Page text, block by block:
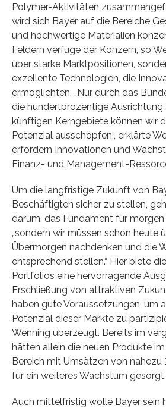
Polymer-Aktivitäten
wird sich Bayer auf die Bereiche
und hochwertige Materialien
Feldern verfüge der Konzern, so
über starke Marktpositionen,
exzellente Technologien, die
ermöglichten. „Nur durch das
die hundertprozentige Ausrichtung
künftigen Kerngebiete können wir
Potenzial ausschöpfen“, erklärte
erfordern Innovationen und
Finanz- und Management-
Um die langfristige Zukunft von
Beschäftigten sicher zu stellen,
darum, das Fundament für morgen
„sondern wir müssen schon heute
Übermorgen nachdenken und die
entsprechend stellen.“ Hier biete
Portfolios eine hervorragende
Erschließung von attraktiven
haben gute Voraussetzungen, um
Potenzial dieser Märkte zu
Wenning überzeugt. Bereits im
hätten allein die neuen Produkte
Bereich mit Umsätzen von nahezu
für ein weiteres Wachstum gesorgt.
Auch mittelfristig wolle Bayer sein